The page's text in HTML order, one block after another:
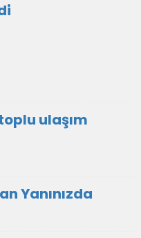
ulaşım
Yanınızda